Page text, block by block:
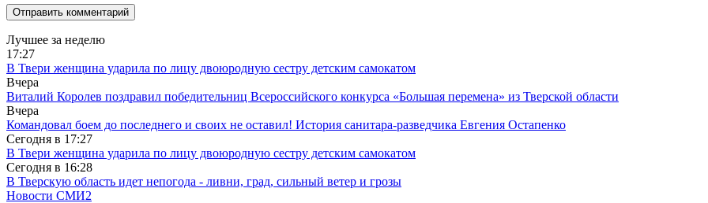
Лучшее за неделю
17:27
В Твери женщина ударила по лицу двоюродную сестру детским самокатом
Вчера
Виталий Королев поздравил победительниц Всероссийского конкурса «Большая перемена» из Тверской области
Вчера
Командовал боем до последнего и своих не оставил! История санитара-разведчика Евгения Остапенко
Сегодня в 17:27
В Твери женщина ударила по лицу двоюродную сестру детским самокатом
Сегодня в 16:28
В Тверскую область идет непогода - ливни, град, сильный ветер и грозы
Новости СМИ2